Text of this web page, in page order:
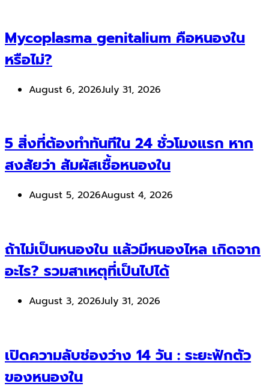
Mycoplasma genitalium คือหนองใน
หรือไม่?
August 6, 2026July 31, 2026
5 สิ่งที่ต้องทำทันทีใน 24 ชั่วโมงแรก หาก
สงสัยว่า สัมผัสเชื้อหนองใน
August 5, 2026August 4, 2026
ถ้าไม่เป็นหนองใน แล้วมีหนองไหล เกิดจาก
อะไร? รวมสาเหตุที่เป็นไปได้
August 3, 2026July 31, 2026
เปิดความลับช่องว่าง 14 วัน : ระยะฟักตัว
ของหนองใน